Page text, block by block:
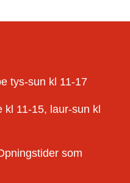
tys-sun kl 11-17
kl 11-15, laur-sun kl
som